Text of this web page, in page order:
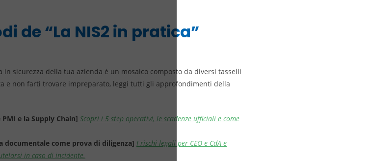
de “La NIS2 in pratica”
sicurezza della tua azienda è un mosaico composto da diversi tasselli
e non farti trovare impreparato, leggi tutti gli approfondimenti della
e la Supply Chain] Scopri i 5 step operativi, le scadenze ufficiali e come
documentale come prova di diligenza] I rischi legali per CEO e CdA e
in caso di incidente.